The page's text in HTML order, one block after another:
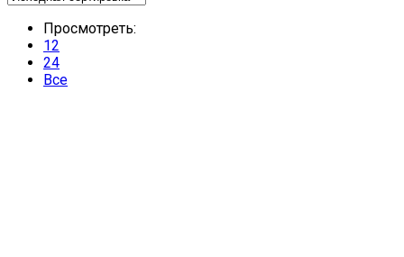
Просмотреть:
12
24
Все